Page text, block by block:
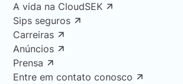
A vida na CloudSEK
Sips seguros
Carreiras
Anúncios
Prensa
Entre em contato conosco